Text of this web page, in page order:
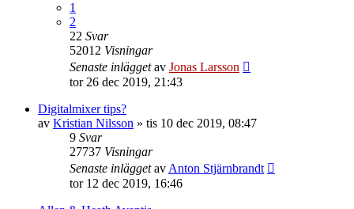
1
2
22 Svar
52012 Visningar
Senaste inläggetav Jonas Larsson
tor 26 dec 2019, 21:43
Digitalmixer tips?
av Kristian Nilsson » tis 10 dec 2019, 08:47
9 Svar
27737 Visningar
Senaste inläggetav Anton Stjärnbrandt
tor 12 dec 2019, 16:46